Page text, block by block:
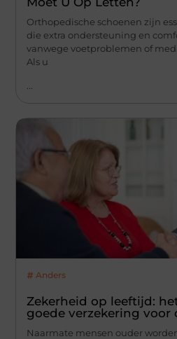
Orthopedische schoenen zijn
die extra ondersteuning en
vanwege voetproblemen of
Als u
Anders
Zekerheid op leeftijd:
goede verzekering voor
Naarmate mensen ouder